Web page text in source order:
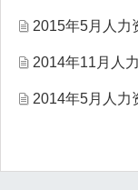
2015年5月人力
2014年11月人
2014年5月人力